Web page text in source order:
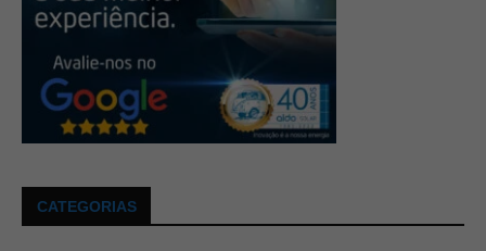
CATEGORIAS